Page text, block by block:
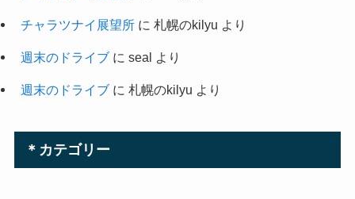
チャラツナイ展望所に 札幌のkilyu より
週末のドライブに seal より
週末のドライブに 札幌のkilyu より
＊カテゴリー